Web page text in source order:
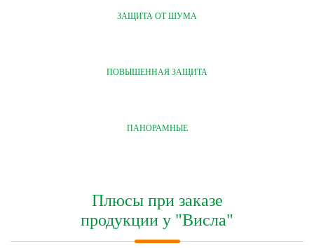
ЗАЩИТА ОТ ШУМА
ПОВЫШЕННАЯ ЗАЩИТА
ПАНОРАМНЫЕ
Плюсы при заказе
продукции у "Висла"